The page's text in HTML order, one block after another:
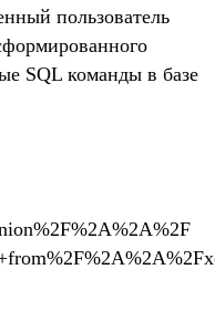
пользователь
SQL команды в базе